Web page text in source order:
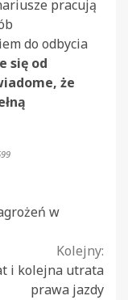
pracują
do odbycia
się od
że
w
Kolejny:
i kolejna utrata
prawa jazdy